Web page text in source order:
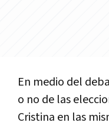
En medio del
o no de las
Cristina en las